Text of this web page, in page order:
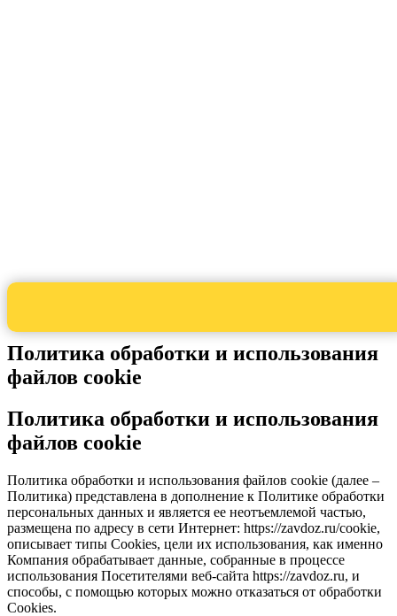
Политика обработки и использования
файлов cookie
Политика обработки и использования
файлов cookie
Политика обработки и использования файлов cookie (далее –
Политика) представлена в дополнение к Политике обработки
персональных данных и является ее неотъемлемой частью,
размещена по адресу в сети Интернет: https://zavdoz.ru/cookie,
описывает типы Cookies, цели их использования, как именно
Компания обрабатывает данные, собранные в процессе
использования Посетителями веб-сайта https://zavdoz.ru, и
способы, с помощью которых можно отказаться от обработки
Cookies.